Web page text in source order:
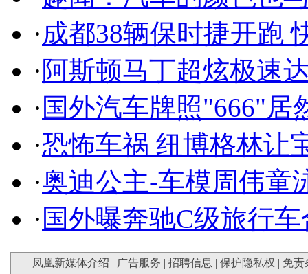
·成都38辆保时捷开跑
·阿斯顿马丁超炫极速
· 国外汽车牌照"666"居
·恐怖车祸 纽博格林让
·奥迪公主-车模周伟童
· 国外曝奔驰C级旅行
凤凰新媒体介绍 | 广告服务 | 招聘信息 | 保护隐私权 | 免责